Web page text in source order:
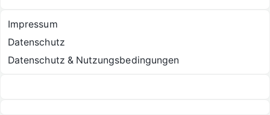
Impressum
Datenschutz
Datenschutz & Nutzungsbedingungen